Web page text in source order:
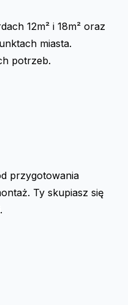
12m² i 18m² oraz
miasta.
potrzeb.
przygotowania
Ty skupiasz się